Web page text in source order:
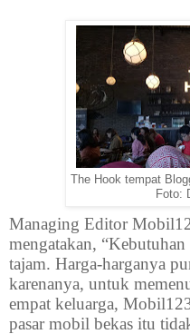
The Hook tempat
Foto:
Managing Editor
mengatakan,
tajam. Harga-harganya
karenanya, untuk
empat keluarga,
pasar mobil bekas itu